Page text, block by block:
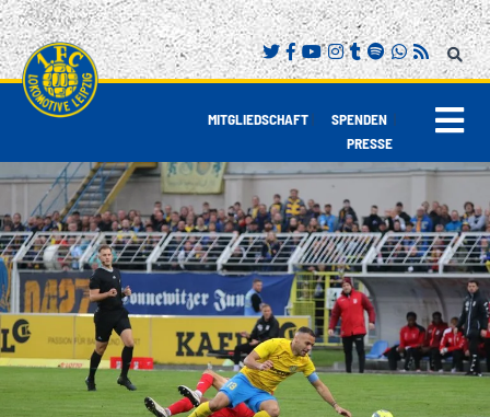
MITGLIEDSCHAFT| SPENDEN |
PRESSE